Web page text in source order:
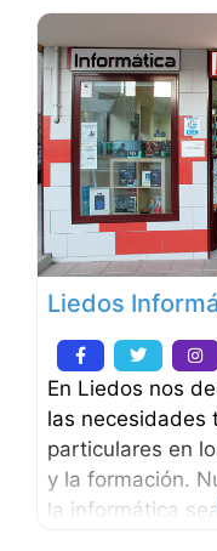
almacenamiento
(cables,
accesorios…).
el sector
calidad de los
Liedos
En Liedos nos
las necesidades
particulares en
y la formación.
la informática